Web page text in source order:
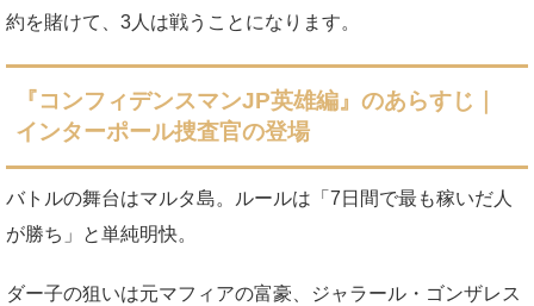
約を賭けて、3人は戦うことになります。
『コンフィデンスマンJP英雄編』のあらすじ｜
インターポール捜査官の登場
バトルの舞台はマルタ島。ルールは「7日間で最も稼いだ人
が勝ち」と単純明快。
ダー子の狙いは元マフィアの富豪、ジャラール・ゴンザレス